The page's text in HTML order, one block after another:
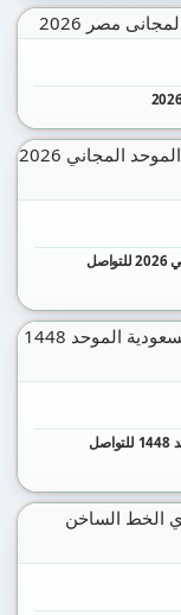
رقم خدمة عملاء ماستر كارد مصر واتساب الموحد المجاني 2026 للتواصل
رقم خدمة عملاء فروع مختبر أنيس الخير السعودية الموحد 1448 للتواصل